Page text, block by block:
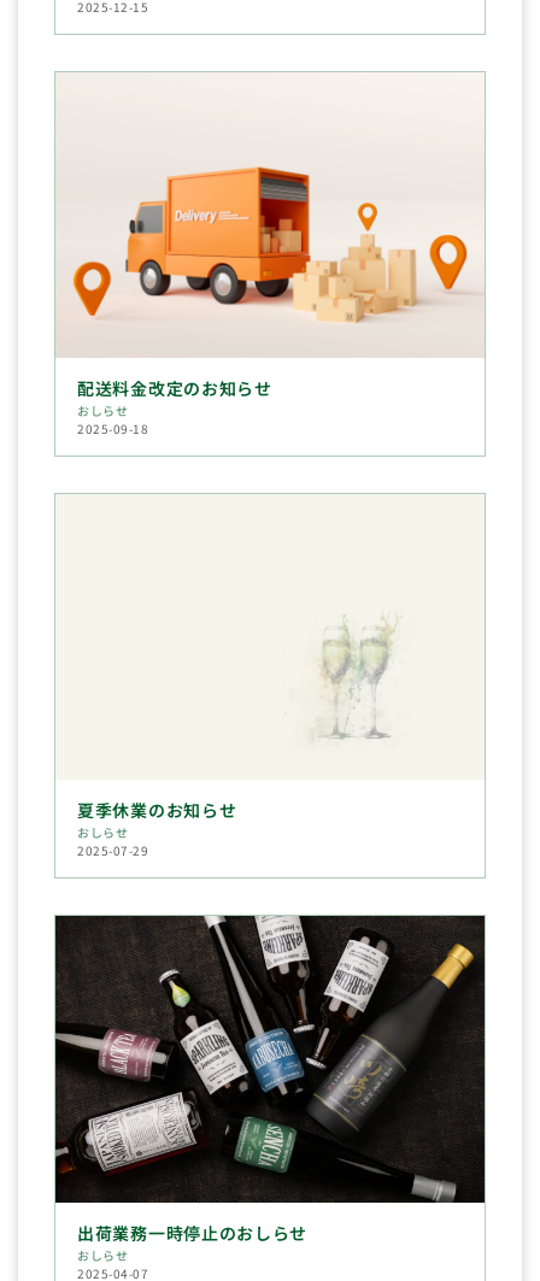
2025-12-15
配送料金改定のお知らせ
おしらせ
2025-09-18
夏季休業のお知らせ
おしらせ
2025-07-29
出荷業務一時停止のおしらせ
おしらせ
2025-04-07